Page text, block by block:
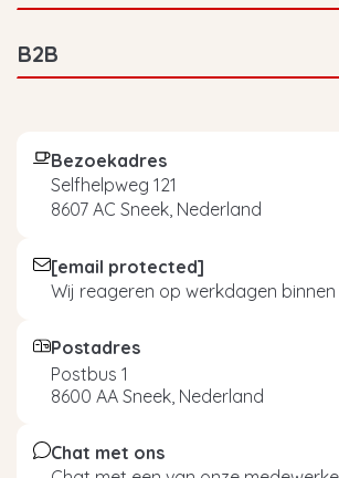
B2B
Bezoekadres
Selfhelpweg 121
8607 AC Sneek, Nederland
[email protected]
Wij reageren op werkdagen binnen
Postadres
Postbus 1
8600 AA Sneek, Nederland
Chat met ons